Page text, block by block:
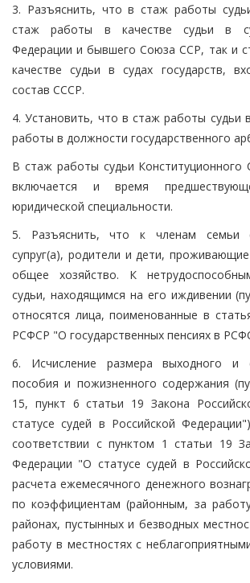
3. Разъяснить, что в стаж работы
стаж работы в качестве судьи в
Федерации и бывшего Союза ССР, так и
качестве судьи в судах государств,
состав СССР.
4. Установить, что в стаж работы судьи
работы в должности государственного
В стаж работы судьи Конституционного
включается и время
юридической специальности.
5. Разъяснить, что к членам семьи
супруг(а), родители и дети,
общее хозяйство. К
судьи, находящимся на его иждивении
относятся лица, поименованные в
РСФСР "О государственных пенсиях в
6. Исчисление размера выходного и
пособия и пожизненного содержания
15, пункт 6 статьи 19 Закона
статусе судей в Российской
соответствии с пунктом 1 статьи 19
Федерации "О статусе судей в
расчета ежемесячного денежного
по коэффициентам (районным, за
районах, пустынных и безводных
работу в местностях с
условиями.